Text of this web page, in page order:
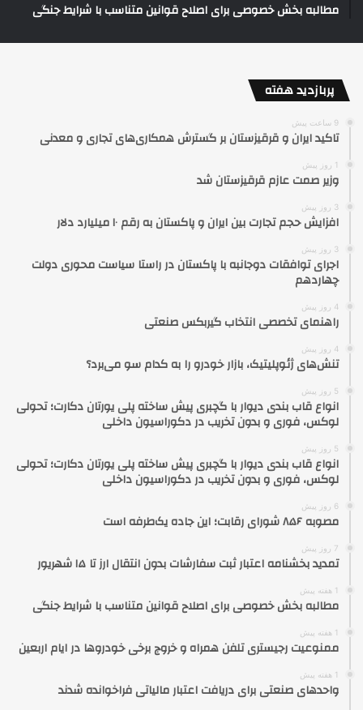
مطالبه بخش خصوصی برای اصلاح قوانین متناسب با شرایط جنگی
پربازدید هفته
9 ساعت پیش
تاکید ایران و قرقیزستان بر گسترش همکاری‌های تجاری و معدنی
1 روز پیش
وزیر صمت عازم قرقیزستان شد
3 روز پیش
افزایش حجم تجارت بین ایران و پاکستان به رقم ۱۰ میلیارد دلار
3 روز پیش
اجرای توافقات دوجانبه با پاکستان در راستا سیاست محوری دولت
چهاردهم
4 روز پیش
راهنمای تخصصی انتخاب گیربکس صنعتی
4 روز پیش
تنش‌های ژئوپلیتیک، بازار خودرو را به کدام سو می‌برد؟
5 روز پیش
انواع قاب بندی دیوار با گچبری پیش ساخته پلی یورتان دکارت؛ تحولی
لوکس، فوری و بدون تخریب در دکوراسیون داخلی
5 روز پیش
انواع قاب بندی دیوار با گچبری پیش ساخته پلی یورتان دکارت؛ تحولی
لوکس، فوری و بدون تخریب در دکوراسیون داخلی
6 روز پیش
مصوبه ۸۵۶ شورای رقابت؛ این جاده یک‌طرفه است
7 روز پیش
تمدید بخشنامه اعتبار ثبت سفارشات بدون انتقال ارز تا ۱۵ شهریور
1 هفته پیش
مطالبه بخش خصوصی برای اصلاح قوانین متناسب با شرایط جنگی
1 هفته پیش
ممنوعیت رجیستری تلفن همراه و خروج برخی خودروها در ایام اربعین
1 هفته پیش
واحدهای صنعتی برای دریافت اعتبار مالیاتی فراخوانده شدند